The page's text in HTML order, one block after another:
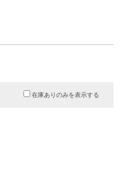
在庫ありのみを表示する